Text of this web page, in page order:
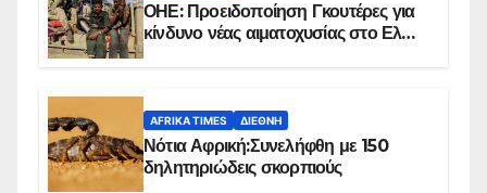
ΟΗΕ: Προειδοποίηση Γκουτέρες για
κίνδυνο νέας αιματοχυσίας στο Ελ
AFRIKA TIMES ΔΙΕΘΝΉ
Νότια Αφρική:Συνελήφθη με 150
δηλητηριώδεις σκορπιούς